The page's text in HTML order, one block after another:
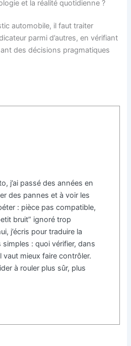
et la réalité quotidienne ?
automobile, il faut traiter
parmi d’autres, en vérifiant
des décisions pragmatiques
j’ai passé des années en
des pannes et à voir les
: pièce pas compatible,
bruit” ignoré trop
j’écris pour traduire la
: quoi vérifier, dans
vaut mieux faire contrôler.
à rouler plus sûr, plus